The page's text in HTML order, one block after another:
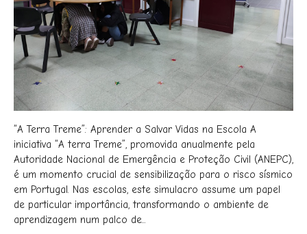
“A Terra Treme”: Aprender a Salvar Vidas na Escola A
iniciativa “A terra Treme”, promovida anualmente pela
Autoridade Nacional de Emergência e Proteção Civil (ANEPC),
é um momento crucial de sensibilização para o risco sísmico
em Portugal. Nas escolas, este simulacro assume um papel
de particular importância, transformando o ambiente de
aprendizagem num palco de...